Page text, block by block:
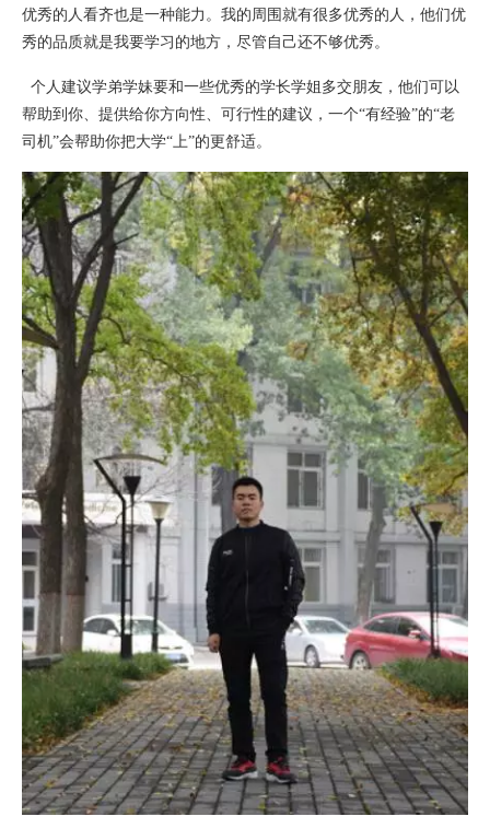
优秀的人看齐也是一种能力。我的周围就有很多优秀的人，他们优
秀的品质就是我要学习的地方，尽管自己还不够优秀。
个人建议学弟学妹要和一些优秀的学长学姐多交朋友，他们可以
帮助到你、提供给你方向性、可行性的建议，一个“有经验”的“老
司机”会帮助你把大学“上”的更舒适。